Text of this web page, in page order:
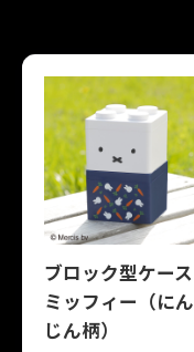
ブロック型ケース
ミッフィー（にん
じん柄）